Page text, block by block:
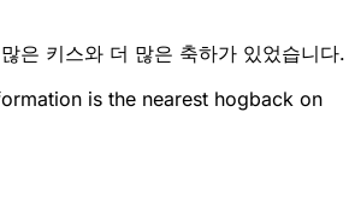
은 키스와 더 많은 축하가 있었습니다.
is the nearest hogback on